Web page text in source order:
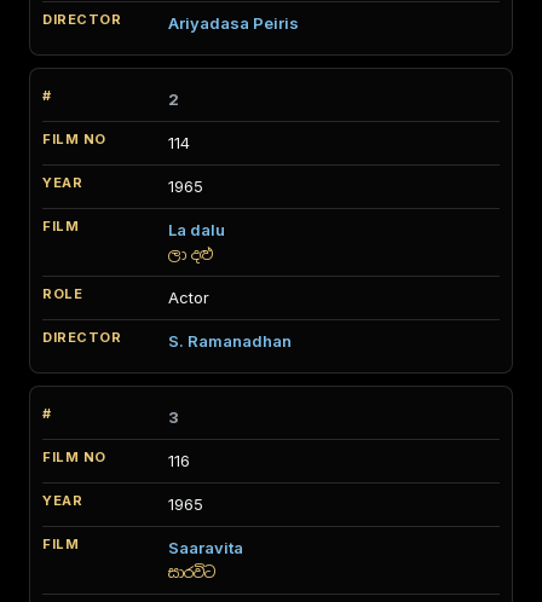
Ariyadasa Peiris
2
114
1965
La dalu
ලා දළු
Actor
S. Ramanadhan
3
116
1965
Saaravita
සාරවිට